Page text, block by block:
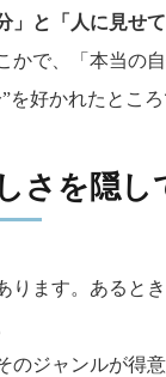
」と「人に見せ
かで、「本当の
を好かれたとこ
さを隠し
ります。あると
のジャンルが得